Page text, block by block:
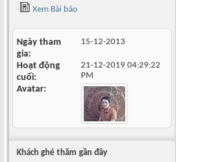
Xem Bài báo
Ngày tham
gia
15-12-2013
Hoạt động
cuối
21-12-2019 04:29:22
PM
Avatar
Khách ghé thăm gần đây